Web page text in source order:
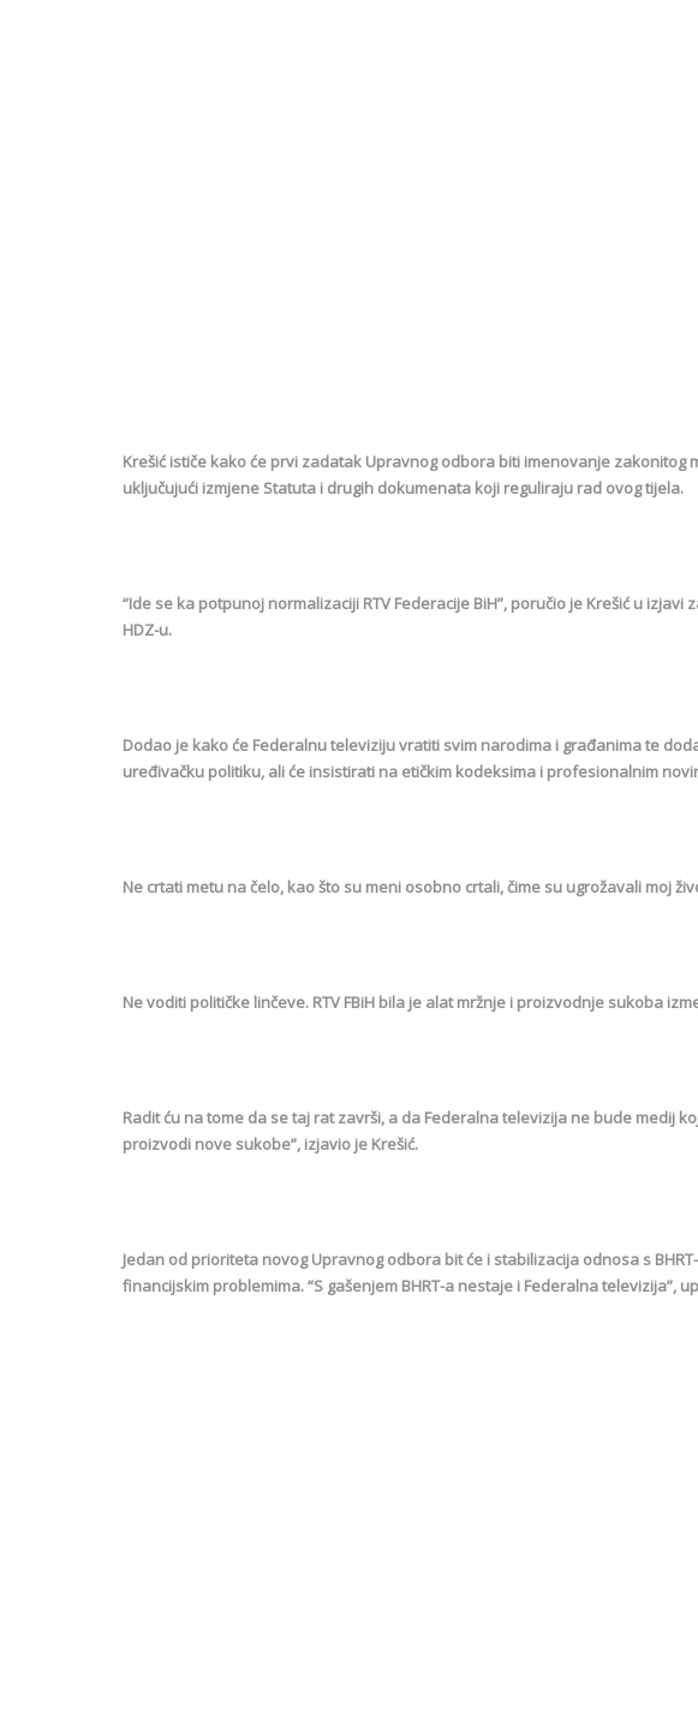
Krešić ističe kako će prvi zadatak Upravnog odbora biti imenovanje
uključujući izmjene Statuta i drugih dokumenata koji reguliraju rad ovog tijela.
“Ide se ka potpunoj normalizaciji RTV Federacije BiH”, poručio je Krešić u izjavi
HDZ-u.
Dodao je kako će Federalnu televiziju vratiti svim narodima i građanima te
uređivačku politiku, ali će insistirati na etičkim kodeksima i profesionalnim
Ne crtati metu na čelo, kao što su meni osobno crtali, čime su ugrožavali moj
Ne voditi političke linčeve. RTV FBiH bila je alat mržnje i proizvodnje sukoba
Radit ću na tome da se taj rat završi, a da Federalna televizija ne bude medij
proizvodi nove sukobe”, izjavio je Krešić.
Jedan od prioriteta novog Upravnog odbora bit će i stabilizacija odnosa s
financijskim problemima. “S gašenjem BHRT-a nestaje i Federalna televizija”,